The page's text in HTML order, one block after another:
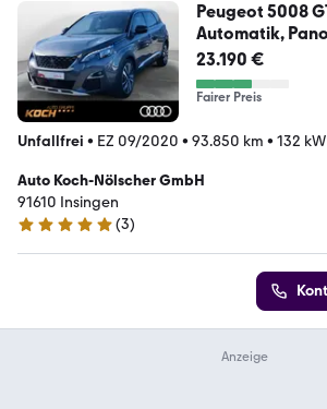
Peugeot 5008
Automatik,
23.190 €
Fairer Preis
Unfallfrei • EZ 09/2020 • 93.850 km • 132
Auto Koch-Nölscher GmbH
91610 Insingen
5 Sterne
(3)